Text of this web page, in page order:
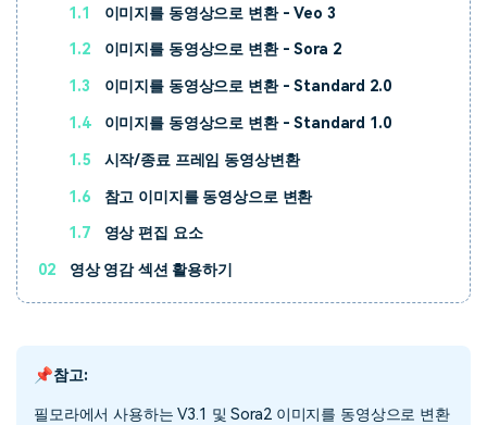
1.1 이미지를 동영상으로 변환 - Veo 3
1.2 이미지를 동영상으로 변환 - Sora 2
1.3 이미지를 동영상으로 변환 - Standard 2.0
1.4 이미지를 동영상으로 변환 - Standard 1.0
1.5 시작/종료 프레임 동영상변환
1.6 참고 이미지를 동영상으로 변환
1.7 영상 편집 요소
02 영상 영감 섹션 활용하기
📌참고:
필모라에서 사용하는 V3.1 및 Sora2 이미지를 동영상으로 변환